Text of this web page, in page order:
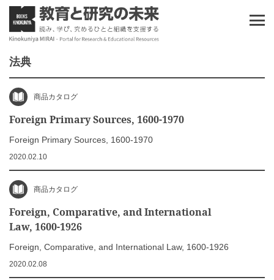
法典
商品カタログ
Foreign Primary Sources, 1600-1970
Foreign Primary Sources, 1600-1970
2020.02.10
商品カタログ
Foreign, Comparative, and International
Law, 1600-1926
Foreign, Comparative, and International Law, 1600-1926
2020.02.08